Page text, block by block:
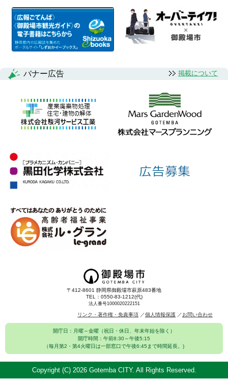
バナー広告 掲載について
〒412-8601 静岡県御殿場市萩原483番地
TEL：0550-83-1212(代)
法人番号1000020222151
リンク・著作権・免責事項 個人情報保護 お問い合わせ
開庁日：月曜～金曜（祝日・休日、年末年始を除く）
開庁時間：午前8:30～午後5:15
（毎月第2・第4火曜日は一部窓口で午後6:45まで時間延長。)
Copyright (C) 2026 Gotemba CITY. All Rights Reserved.